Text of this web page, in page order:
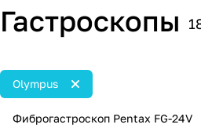
Гастроскопы
Olympus
Фиброгастроскоп Pentax FG-24V